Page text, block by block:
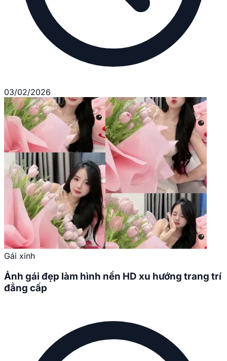
03/02/2026
Gái xinh
Ảnh gái đẹp làm hình nền HD xu hướng trang trí
đẳng cấp